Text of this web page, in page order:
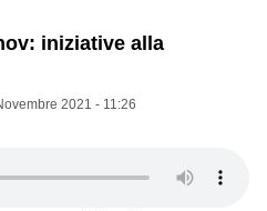
iniziative alla
2021 - 11:26